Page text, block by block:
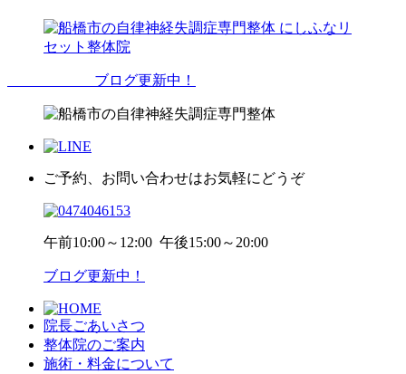
ブログ更新中！
ご予約、お問い合わせはお気軽にどうぞ
午前10:00～12:00 午後15:00～20:00
ブログ更新中！
院長ごあいさつ
整体院のご案内
施術・料金について